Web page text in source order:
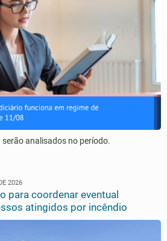
analisados no período.
2026
para coordenar eventual
atingidos por incêndio